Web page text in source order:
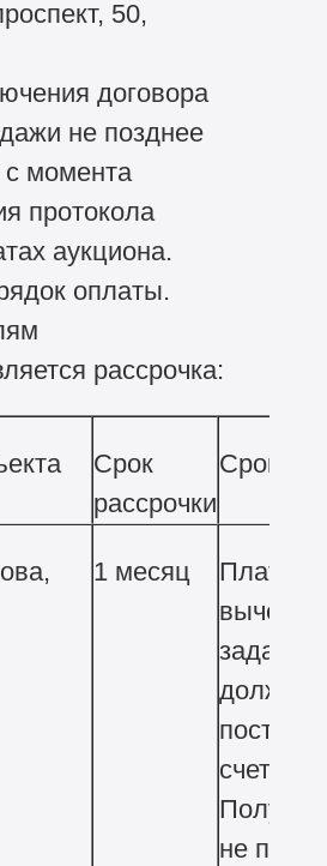
50,
договора
не позднее
с момента
протокола
аукциона.
оплаты.
рассрочка:
Срок
рассрочки
Срок
1 месяц
Платеж
вычетом
задатка
должен
счет
не